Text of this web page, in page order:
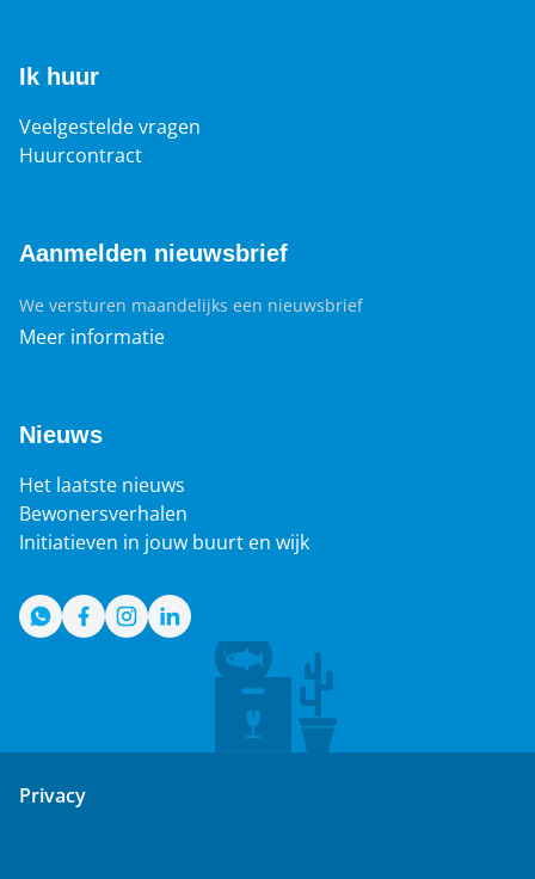
Ik huur
Veelgestelde vragen
Huurcontract
Aanmelden nieuwsbrief
We versturen maandelijks een nieuwsbrief
Meer informatie
Nieuws
Het laatste nieuws
Bewonersverhalen
Initiatieven in jouw buurt en wijk
WhatsApp
Facebook
Instagram
LinkedIn
Privacy